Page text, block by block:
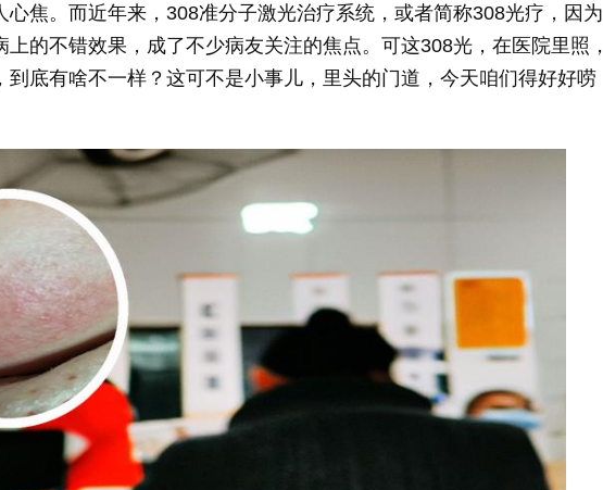
心焦。而近年来，308准分子激光治疗系统，或者简称308光疗，因为
的不错效果，成了不少病友关注的焦点。可这308光，在医院里照，
到底有啥不一样？这可不是小事儿，里头的门道，今天咱们得好好唠